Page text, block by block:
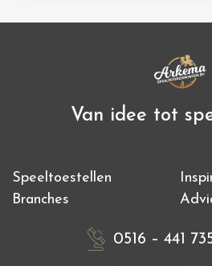
Van idee tot
Speeltoestellen
Branches
0516 – 441